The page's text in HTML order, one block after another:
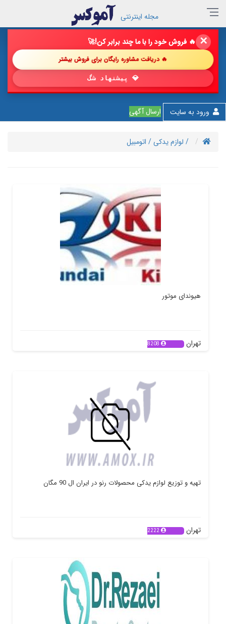
✕ 🔥 فروش خود را با ما چند برابر کن!🚀
🔥 دریافت مشاوره رایگان برای فروش بیشتر
💎 پیشنهاد شگفت‌انگیز
ورود به سایت ارسال آگهی
مجله اینترنتی
/ لوازم یدکی/ اتومبیل
هیوندای موتور
تهران 8208
تهیه و توزیع لوازم یدکی محصولات رنو در ایران ال 90 مگان
تهران 2222